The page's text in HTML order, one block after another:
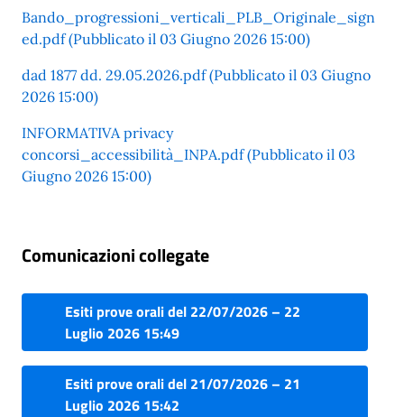
Bando_progressioni_verticali_PLB_Originale_sign
ed.pdf (Pubblicato il 03 Giugno 2026 15:00)
dad 1877 dd. 29.05.2026.pdf (Pubblicato il 03 Giugno
2026 15:00)
INFORMATIVA privacy
concorsi_accessibilità_INPA.pdf (Pubblicato il 03
Giugno 2026 15:00)
Comunicazioni collegate
Esiti prove orali del 22/07/2026 – 22
Luglio 2026 15:49
Esiti prove orali del 21/07/2026 – 21
Luglio 2026 15:42